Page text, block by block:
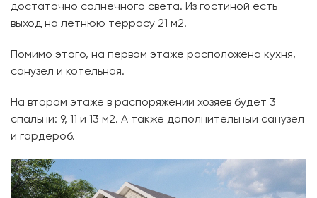
достаточно солнечного света. Из гостиной есть
выход на летнюю террасу 21 м2.
Помимо этого, на первом этаже расположена кухня,
санузел и котельная.
На втором этаже в распоряжении хозяев будет 3
спальни: 9, 11 и 13 м2. А также дополнительный санузел
и гардероб.